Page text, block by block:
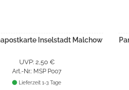
Inselstadt Malchow
UVP: 2,50 €
Art.-Nr.: MSP P007
Lieferzeit 1-3 Tage